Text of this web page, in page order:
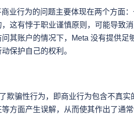
业行为的问题主要体现在两个方面：
这有悖于职业谨慎原则，可能导致
其账户的情况下，Meta 没有提供足
保护自己的权利。
欺骗性行为，即商业行为包含不真实
方面产生误解，从而使其作出了通